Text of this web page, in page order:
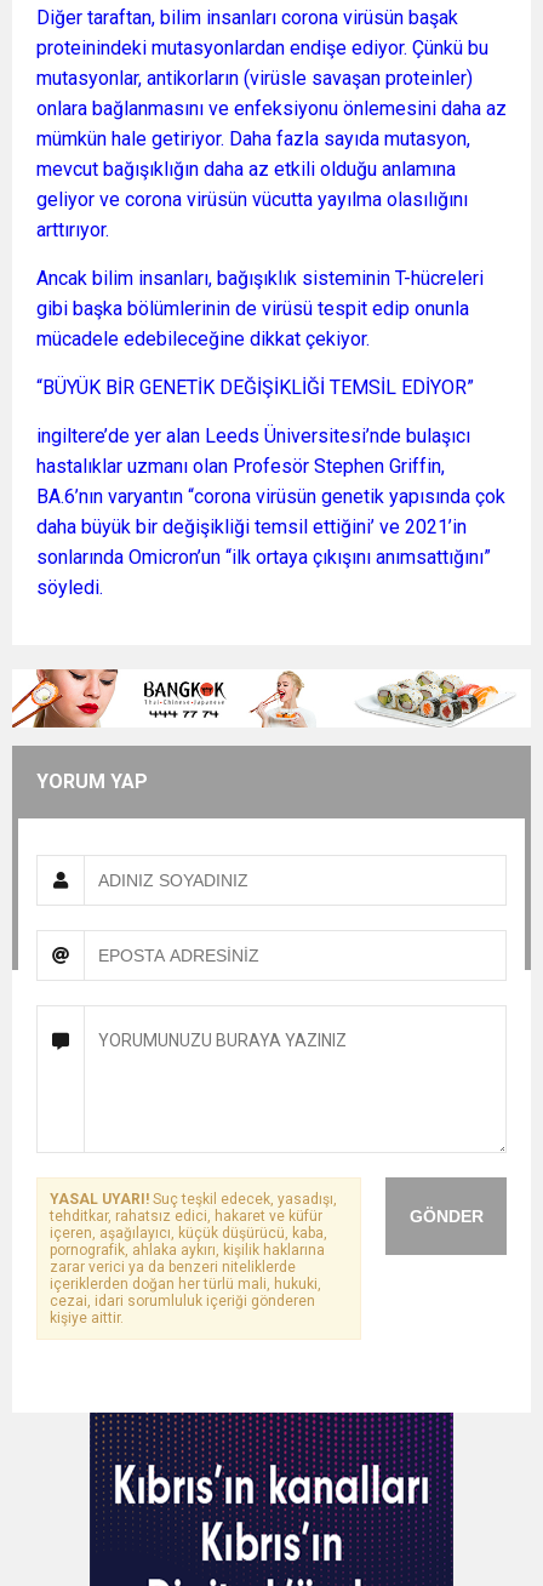
Diğer taraftan, bilim insanları corona virüsün başak
proteinindeki mutasyonlardan endişe ediyor. Çünkü bu
mutasyonlar, antikorların (virüsle savaşan proteinler)
onlara bağlanmasını ve enfeksiyonu önlemesini daha az
mümkün hale getiriyor. Daha fazla sayıda mutasyon,
mevcut bağışıklığın daha az etkili olduğu anlamına
geliyor ve corona virüsün vücutta yayılma olasılığını
arttırıyor.
Ancak bilim insanları, bağışıklık sisteminin T-hücreleri
gibi başka bölümlerinin de virüsü tespit edip onunla
mücadele edebileceğine dikkat çekiyor.
“BÜYÜK BİR GENETİK DEĞİŞİKLİĞİ TEMSİL EDİYOR”
ingiltere’de yer alan Leeds Üniversitesi’nde bulaşıcı
hastalıklar uzmanı olan Profesör Stephen Griffin,
BA.6’nın varyantın “corona virüsün genetik yapısında çok
daha büyük bir değişikliği temsil ettiğini’ ve 2021’in
sonlarında Omicron’un “ilk ortaya çıkışını anımsattığını”
söyledi.
YORUM YAP
GÖNDER
YASAL UYARI! Suç teşkil edecek, yasadışı,
tehditkar, rahatsız edici, hakaret ve küfür
içeren, aşağılayıcı, küçük düşürücü, kaba,
pornografik, ahlaka aykırı, kişilik haklarına
zarar verici ya da benzeri niteliklerde
içeriklerden doğan her türlü mali, hukuki,
cezai, idari sorumluluk içeriği gönderen
kişiye aittir.